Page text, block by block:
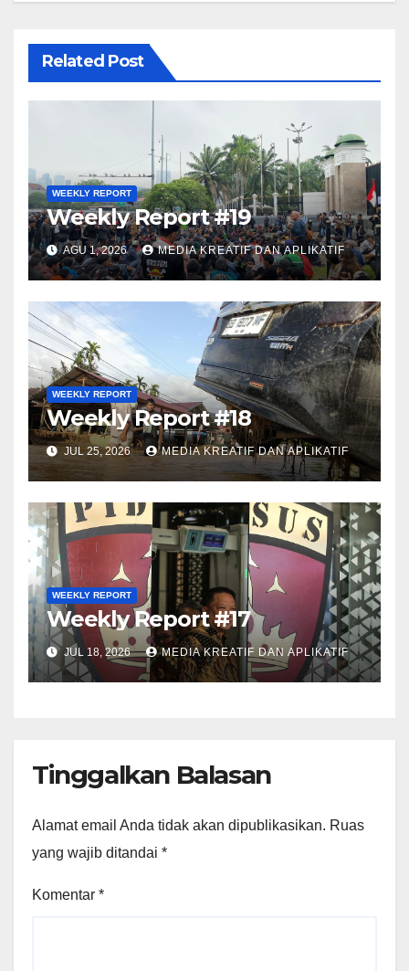
Related Post
WEEKLY REPORT
Weekly Report #19
AGU 1, 2026 MEDIA KREATIF DAN APLIKATIF
WEEKLY REPORT
Weekly Report #18
JUL 25, 2026 MEDIA KREATIF DAN APLIKATIF
WEEKLY REPORT
Weekly Report #17
JUL 18, 2026 MEDIA KREATIF DAN APLIKATIF
Tinggalkan Balasan
Alamat email Anda tidak akan dipublikasikan. Ruas
yang wajib ditandai *
Komentar *